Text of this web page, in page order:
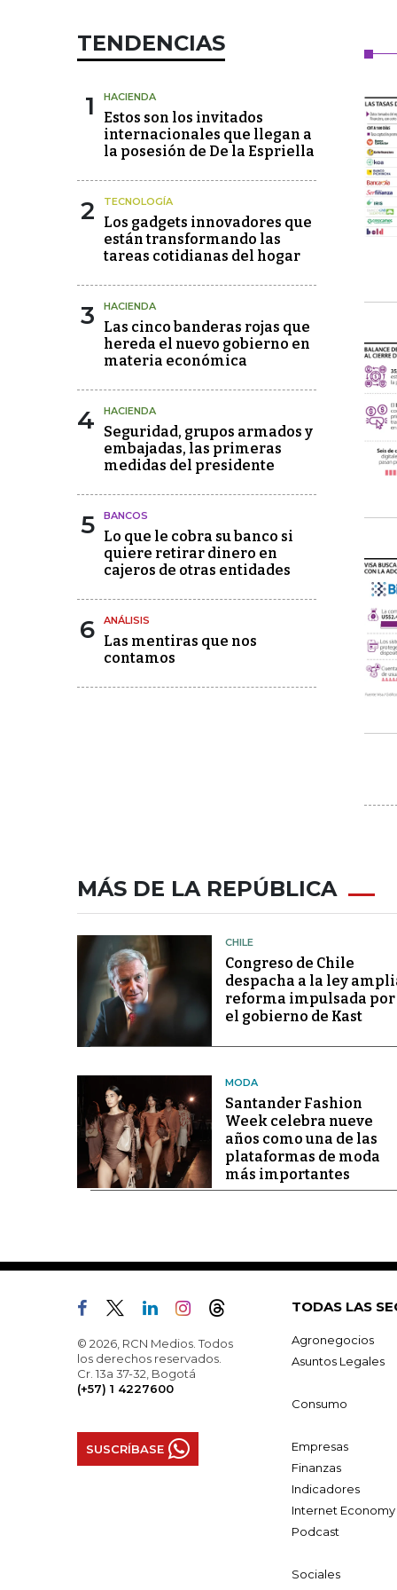
TENDENCIAS
1 HACIENDA
Estos son los invitados
internacionales que llegan a
la posesión de De la Espriella
2 TECNOLOGÍA
Los gadgets innovadores que
están transformando las
tareas cotidianas del hogar
3 HACIENDA
Las cinco banderas rojas que
hereda el nuevo gobierno en
materia económica
4 HACIENDA
Seguridad, grupos armados y
embajadas, las primeras
medidas del presidente
5 BANCOS
Lo que le cobra su banco si
quiere retirar dinero en
cajeros de otras entidades
6 ANÁLISIS
Las mentiras que nos
contamos
MÁS DE LA REPÚBLICA
CHILE
Congreso de Chile
despacha a la ley
reforma impulsada por
el gobierno de Kast
MODA
Santander Fashion
Week celebra nueve
años como una de las
plataformas de moda
más importantes
© 2026, RCN Medios. Todos
los derechos reservados.
Cr. 13a 37-32, Bogotá
(+57) 1 4227600
SUSCRÍBASE
TODAS LAS
Agronegocios
Asuntos Legales
Consumo
Empresas
Finanzas
Indicadores
Internet Economy
Podcast
Sociales